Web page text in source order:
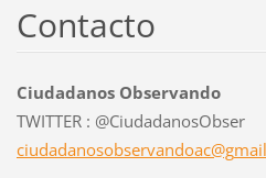
Contacto
Ciudadanos Observando
TWITTER : @CiudadanosObser
ciudadanosobservandoac@g